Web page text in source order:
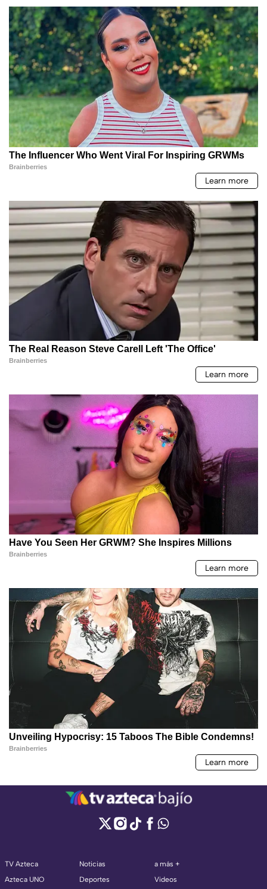
TV Azteca
Azteca UNO
Noticias
Deportes
a más +
Videos